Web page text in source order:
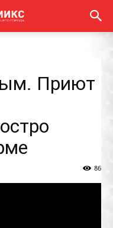
Приют
86